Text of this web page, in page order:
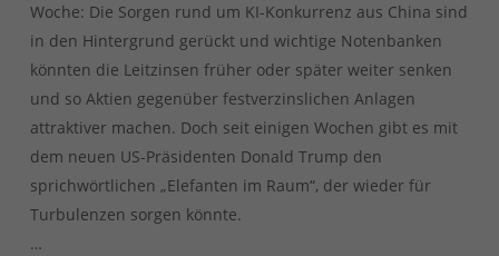
Woche: Die Sorgen rund um KI-Konkurrenz aus China sind
in den Hintergrund gerückt und wichtige Notenbanken
könnten die Leitzinsen früher oder später weiter senken
und so Aktien gegenüber festverzinslichen Anlagen
attraktiver machen. Doch seit einigen Wochen gibt es mit
dem neuen US-Präsidenten Donald Trump den
sprichwörtlichen „Elefanten im Raum“, der wieder für
Turbulenzen sorgen könnte.
…